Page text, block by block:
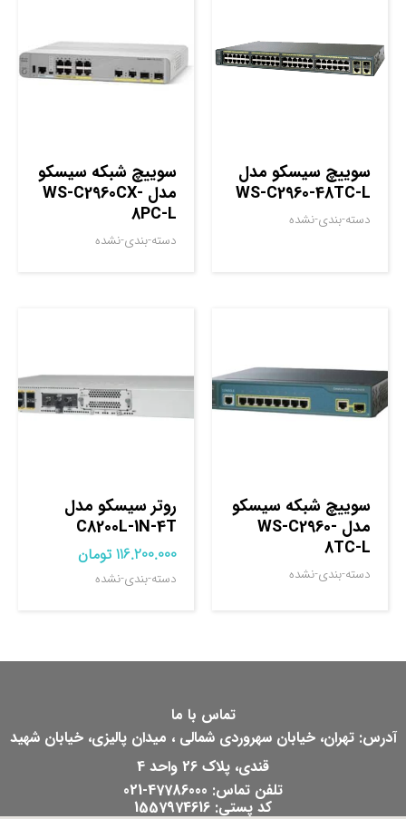
سوييچ سيسکو مدل
WS-C2960-48TC-L
دسته-بندی-نشده
سوييچ شبکه سيسکو
مدل WS-C2960CX-
8PC-L
دسته-بندی-نشده
سوييچ شبکه سيسکو
مدل WS-C2960-
8TC-L
دسته-بندی-نشده
روتر سيسکو مدل
C8200L-1N-4T
116.200.000 تومان
دسته-بندی-نشده
تماس با ما
آدرس: تهران، خیابان سهروردی شمالی ، میدان پالیزی، خیابان شهید
قندی، پلاک 26 واحد 4
تلفن تماس: 47786000-021
کد پستی: 1557974616